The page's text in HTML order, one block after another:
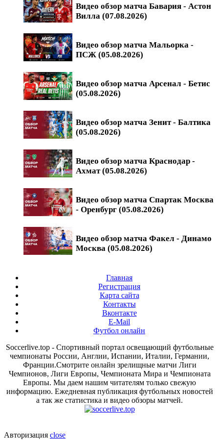
Видео обзор матча Бавария - Астон
Вилла (07.08.2026)
Видео обзор матча Мальорка -
ПСЖ (05.08.2026)
Видео обзор матча Арсенал - Бетис
(05.08.2026)
Видео обзор матча Зенит - Балтика
(05.08.2026)
Видео обзор матча Краснодар -
Ахмат (05.08.2026)
Видео обзор матча Спартак Москва
- Оренбург (05.08.2026)
Видео обзор матча Факел - Динамо
Москва (05.08.2026)
Главная
Регистрация
Карта сайта
Контакты
Вконтакте
E-Mail
Футбол онлайн
Soccerlive.top - Спортивный портал освещающий футбольные
чемпионаты России, Англии, Испании, Италии, Германии,
Франции.Смотрите онлайн зрелищные матчи Лиги
Чемпионов, Лиги Европы, Чемпионата Мира и Чемпионата
Европы. Мы даем нашим читателям только свежую
информацию. Ежедневная публикация футбольных новостей
а так же статистика и видео обзоры матчей.
Авторизация close